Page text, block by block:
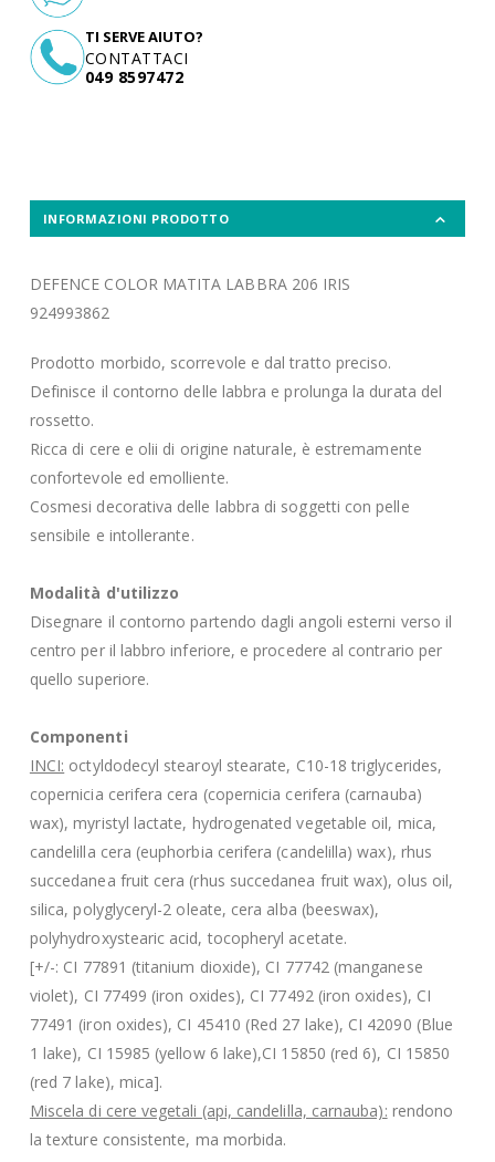
TI SERVE AIUTO?
CONTATTACI
049 8597472
INFORMAZIONI PRODOTTO
DEFENCE COLOR MATITA LABBRA 206 IRIS
924993862
Prodotto morbido, scorrevole e dal tratto preciso.
Definisce il contorno delle labbra e prolunga la durata del
rossetto.
Ricca di cere e olii di origine naturale, è estremamente
confortevole ed emolliente.
Cosmesi decorativa delle labbra di soggetti con pelle
sensibile e intollerante.
Modalità d'utilizzo
Disegnare il contorno partendo dagli angoli esterni verso il
centro per il labbro inferiore, e procedere al contrario per
quello superiore.
Componenti
INCI: octyldodecyl stearoyl stearate, C10-18 triglycerides,
copernicia cerifera cera (copernicia cerifera (carnauba)
wax), myristyl lactate, hydrogenated vegetable oil, mica,
candelilla cera (euphorbia cerifera (candelilla) wax), rhus
succedanea fruit cera (rhus succedanea fruit wax), olus oil,
silica, polyglyceryl-2 oleate, cera alba (beeswax),
polyhydroxystearic acid, tocopheryl acetate.
[+/-: CI 77891 (titanium dioxide), CI 77742 (manganese
violet), CI 77499 (iron oxides), CI 77492 (iron oxides), CI
77491 (iron oxides), CI 45410 (Red 27 lake), CI 42090 (Blue
1 lake), CI 15985 (yellow 6 lake),CI 15850 (red 6), CI 15850
(red 7 lake), mica].
Miscela di cere vegetali (api, candelilla, carnauba): rendono
la texture consistente, ma morbida.